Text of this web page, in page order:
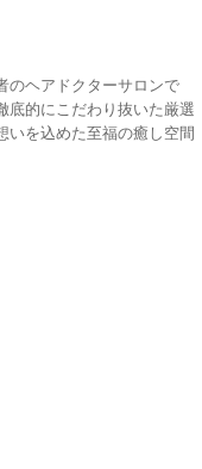
のヘアドクターサロンで
底的にこだわり抜いた厳選
いを込めた至福の癒し空間